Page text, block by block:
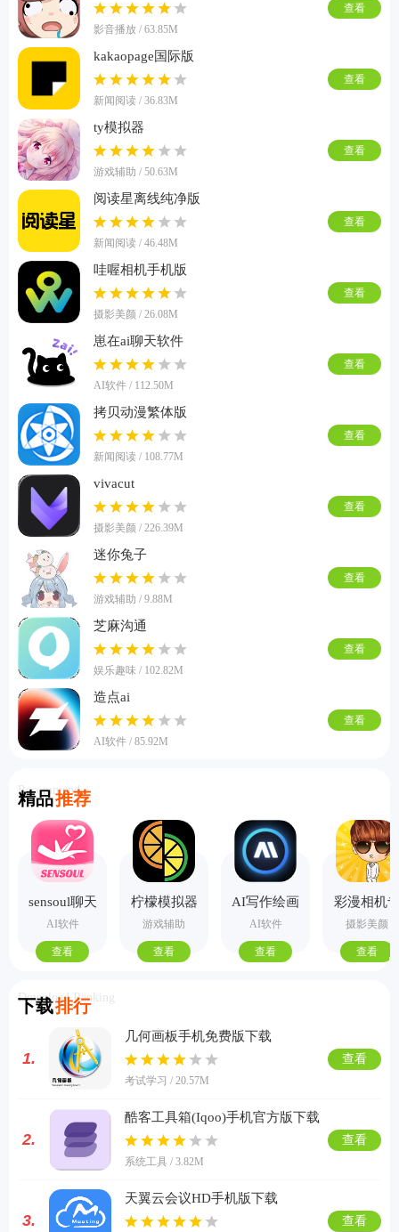
影音播放 / 63.85M
查看
kakaopage国际版
新闻阅读 / 36.83M
查看
ty模拟器
游戏辅助 / 50.63M
查看
阅读星离线纯净版
新闻阅读 / 46.48M
查看
哇喔相机手机版
摄影美颜 / 26.08M
查看
崽在ai聊天软件
AI软件 / 112.50M
查看
拷贝动漫繁体版
新闻阅读 / 108.77M
查看
vivacut
摄影美颜 / 226.39M
查看
迷你兔子
游戏辅助 / 9.88M
查看
芝麻沟通
娱乐趣味 / 102.82M
查看
造点ai
AI软件 / 85.92M
查看
精品推荐
Recommend
sensoul聊天
AI软件
查看
柠檬模拟器
手机版
游戏辅助
查看
AI写作绘画
视频PPT助
手
AI软件
查看
彩漫相机
业版
摄影美颜
查看
下载排行
Download Ranking
1.
几何画板手机免费版下载
考试学习 / 20.57M
查看
2.
酷客工具箱(Iqoo)手机官方版下载
系统工具 / 3.82M
查看
3.
天翼云会议HD手机版下载
查看